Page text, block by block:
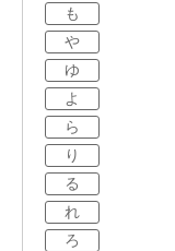
も
や
ゆ
よ
ら
り
る
れ
ろ